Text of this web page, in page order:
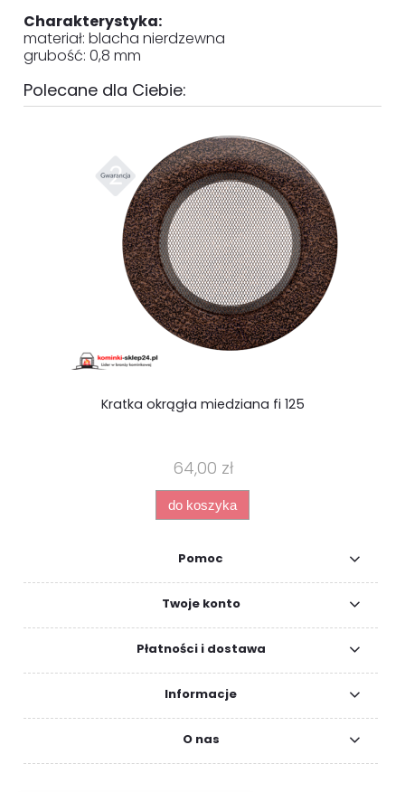
Charakterystyka:
materiał: blacha nierdzewna
grubość: 0,8 mm
Polecane dla Ciebie:
Kratka okrągła miedziana fi 125
64,00 zł
do koszyka
Pomoc
Twoje konto
Płatności i dostawa
Informacje
O nas